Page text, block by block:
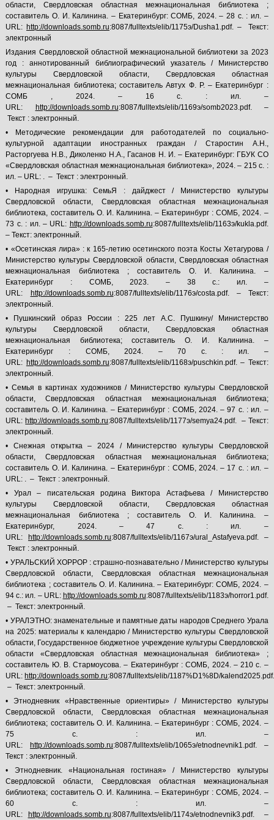
области, Свердловская областная межнациональная библиотека ;
составитель О. И. Калинина. – Екатеринбург: СОМБ, 2024. – 28 с. : ил. –
URL: http://downloads.somb.ru:8087/fulltexts/elib/1175э/Dusha1.pdf. – Текст:
электронный
Издания Свердловской областной межнациональной библиотеки за 2023
год : аннотированный библиографический указатель / Министерство
культуры Свердловской области, Свердловская областная
межнациональная библиотека; составитель Автух Ф. Р. – Екатеринбург :
СОМБ , 2024. – 16 с. : ил. –
URL:
http://downloads.somb.ru:8087/fulltexts/elib/1169э/somb2023.pdf. –
Текст : электронный.
• Методические рекомендации для работодателей по социально-
культурной адаптации иностранных граждан / Старостин А.Н.,
Расторгуева Н.В., Диколенко Н.А., Гасанов Н. И. – Екатеринбург: ГБУК СО
«Свердловская областная межнациональная библиотека», 2024. – 215 с. :
ил. – URL: . – Текст : электронный.
• Народная игрушка: СемьЯ : дайджест / Министерство культуры
Свердловской области, Свердловская областная межнациональная
библиотека, составитель О. И. Калинина. – Екатеринбург : СОМБ, 2024. –
73 с. : ил. – URL: http://downloads.somb.ru:8087/fulltexts/elib/1163э/kukla.pdf.
– Текст: электронный.
• «Осетинская лира» : к 165-летию осетинского поэта Косты Хетагурова /
Министерство культуры Свердловской области, Свердловская областная
межнациональная библиотека ; составитель О. И. Калинина. –
Екатеринбург : СОМБ, 2023. – 38 с.: ил. –
URL:
http://downloads.somb.ru:8087/fulltexts/elib/1176э/costa.pdf. – Текст:
электронный.
• Пушкинский образ России : 225 лет А.С. Пушкину/ Министерство
культуры Свердловской области, Свердловская областная
межнациональная библиотека; составитель О. И. Калинина. –
Екатеринбург : СОМБ, 2024. – 70 с. : ил. –
URL: http://downloads.somb.ru:8087/fulltexts/elib/1168э/puschkin.pdf. – Текст:
электронный.
• Семья в картинах художников / Министерство культуры Свердловской
области, Свердловская областная межнациональная библиотека;
составитель О. И. Калинина. – Екатеринбург : СОМБ, 2024. – 97 с. : ил. –
URL: http://downloads.somb.ru:8087/fulltexts/elib/1177э/semya24.pdf. – Текст:
электронный.
• Снежная открытка – 2024 / Министерство культуры Свердловской
области, Свердловская областная межнациональная библиотека;
составитель О. И. Калинина. – Екатеринбург : СОМБ, 2024. – 17 с. : ил. –
URL: . – Текст : электронный.
• Урал – писательская родина Виктора Астафьева / Министерство
культуры Свердловской области, Свердловская областная
межнациональная библиотека ; составитель О. И. Калинина. –
Екатеринбург, 2024. – 47 с. : ил. –
URL:
http://downloads.somb.ru:8087/fulltexts/elib/1167э/ural_Astafyeva.pdf. –
Текст : электронный.
• УРАЛЬСКИЙ ХОРРОР : страшно-познавательно / Министерство культуры
Свердловской области, Свердловская областная межнациональная
библиотека ; составитель О. И. Калинина. – Екатеринбург: СОМБ, 2024. –
94 с.: ил. – URL: http://downloads.somb.ru:8087/fulltexts/elib/1183э/horror1.pdf.
– Текст: электронный.
• УРАЛЭТНО: знаменательные и памятные даты народов Среднего Урала
на 2025: материалы к календарю / Министерство культуры Свердловской
области, Государственное бюджетное учреждение культуры Свердловской
области «Свердловская областная межнациональная библиотека» ;
составитель Ю. В. Стармоусова. – Екатеринбург : СОМБ, 2024. – 210 с. –
URL: http://downloads.somb.ru:8087/fulltexts/elib/1187%D1%8D/
– Текст: электронный.
• Этнодневник «Нравственные ориентиры» / Министерство культуры
Свердловской области, Свердловская областная межнациональная
библиотека; составитель О. И. Калинина. – Екатеринбург : СОМБ, 2024. –
75 с. : ил. –
URL:
http://downloads.somb.ru:8087/fulltexts/elib/1065э/etnodnevnik1.pdf. –
Текст : электронный.
• Этнодневник. «Национальная гостиная» / Министерство культуры
Свердловской области, Свердловская областная межнациональная
библиотека; составитель О. И. Калинина. – Екатеринбург : СОМБ, 2024. –
60 с. : ил. –
URL:
http://downloads.somb.ru:8087/fulltexts/elib/1174э/etnodnevnik3.pdf. –